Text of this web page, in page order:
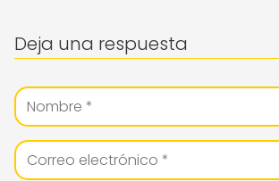
Deja una respuesta